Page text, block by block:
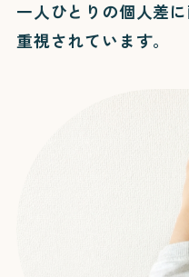
一人ひとりの個人差
重視されています。